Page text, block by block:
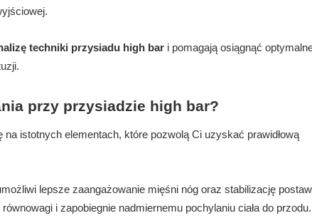
techniki przysiadu high bar i pomagają osiągnąć
przy przysiadzie high bar?
na istotnych elementach, które pozwolą Ci uzyskać prawidłową
lepsze zaangażowanie mięśni nóg oraz stabilizację
i zapobiegnie nadmiernemu pochylaniu ciała do przodu.